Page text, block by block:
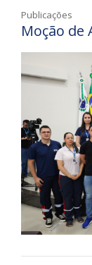
Publicações
Moção de